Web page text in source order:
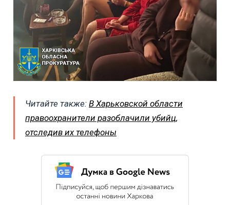
Читайте также: В Харьковской области
правоохранители разоблачили убийц,
отследив их телефоны